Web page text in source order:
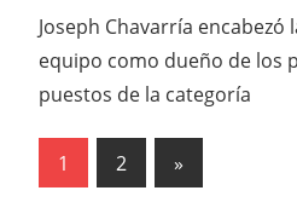
Joseph Chavarría encabezó
equipo como dueño de los
puestos de la categoría
Paginación
1 2
Next
Posts
»